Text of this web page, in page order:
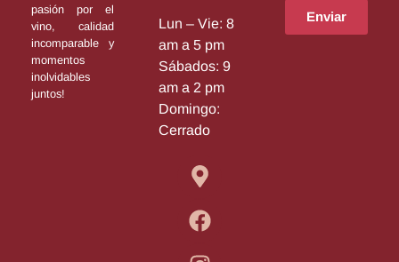
pasión por el
vino, calidad
incomparable y
momentos
inolvidables
juntos!
Lun – Vie: 8
am a 5 pm
Sábados: 9
am a 2 pm
Domingo:
Cerrado
Enviar